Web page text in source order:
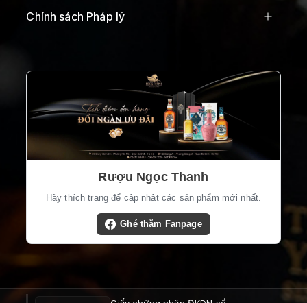
Chính sách Pháp lý
Rượu Ngọc Thanh
Hãy thích trang để cập nhật các sản phẩm mới nhất.
Ghé thăm Fanpage